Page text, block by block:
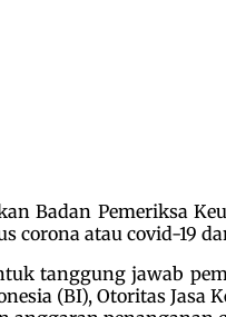
Badan Pemeriksa
atau covid-19
tanggung jawab
(BI), Otoritas Jasa